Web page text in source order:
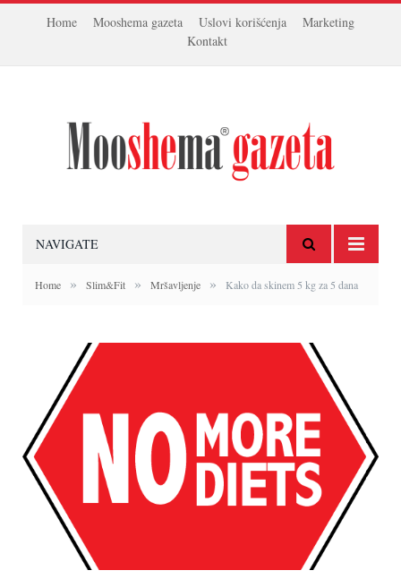
Home Mooshema gazeta Uslovi korišćenja
Marketing
Kontakt
NAVIGATE
Home » Slim&Fit » Mršavljenje » Kako da skinem 5 kg za 5 dana